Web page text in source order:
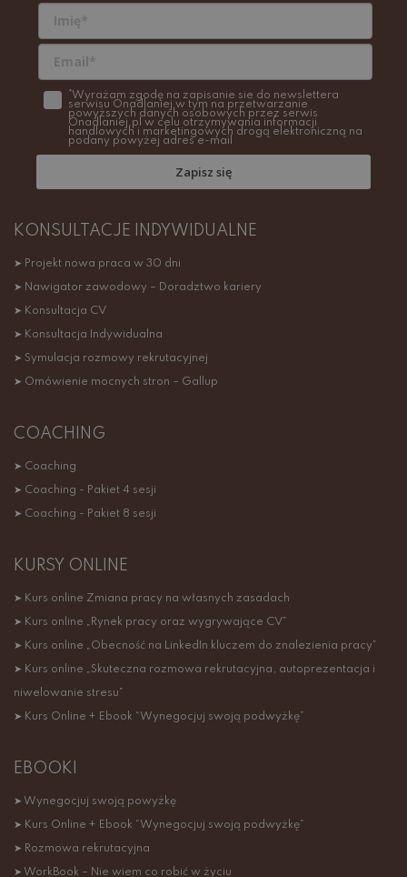
*Wyrażam zgodę na zapisanie sie do newslettera
serwisu Onadlaniej w tym na przetwarzanie
powyższych danych osobowych przez serwis
Onadlaniej.pl w celu otrzymywania informacji
handlowych i marketingowych drogą elektroniczną na
podany powyżej adres e-mail
Zapisz się
KONSULTACJE INDYWIDUALNE
➤ Projekt nowa praca w 30 dni
➤ Nawigator zawodowy – Doradztwo kariery
➤ Konsultacja CV
➤ Konsultacja Indywidualna
➤ Symulacja rozmowy rekrutacyjnej
➤ Omówienie mocnych stron – Gallup
COACHING
➤ Coaching
➤ Coaching - Pakiet 4 sesji
➤ Coaching - Pakiet 8 sesji
KURSY ONLINE
➤ Kurs online Zmiana pracy na własnych zasadach
➤ Kurs online „Rynek pracy oraz wygrywające CV”
➤ Kurs online „Obecność na LinkedIn kluczem do znalezienia pracy”
➤ Kurs online „Skuteczna rozmowa rekrutacyjna, autoprezentacja i
niwelowanie stresu”
➤ Kurs Online + Ebook “Wynegocjuj swoją podwyżkę”
EBOOKI
➤ Wynegocjuj swoją powyżkę
➤ Kurs Online + Ebook “Wynegocjuj swoją podwyżkę”
➤ Rozmowa rekrutacyjna
➤ WorkBook – Nie wiem co robić w życiu